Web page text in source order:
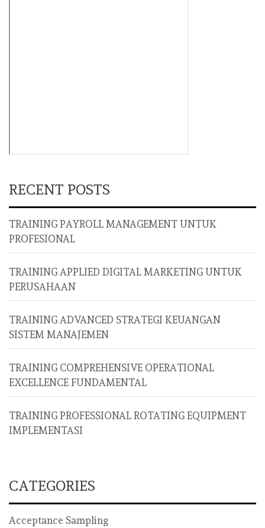
RECENT POSTS
TRAINING PAYROLL MANAGEMENT UNTUK
PROFESIONAL
TRAINING APPLIED DIGITAL MARKETING UNTUK
PERUSAHAAN
TRAINING ADVANCED STRATEGI KEUANGAN
SISTEM MANAJEMEN
TRAINING COMPREHENSIVE OPERATIONAL
EXCELLENCE FUNDAMENTAL
TRAINING PROFESSIONAL ROTATING EQUIPMENT
IMPLEMENTASI
CATEGORIES
Acceptance Sampling